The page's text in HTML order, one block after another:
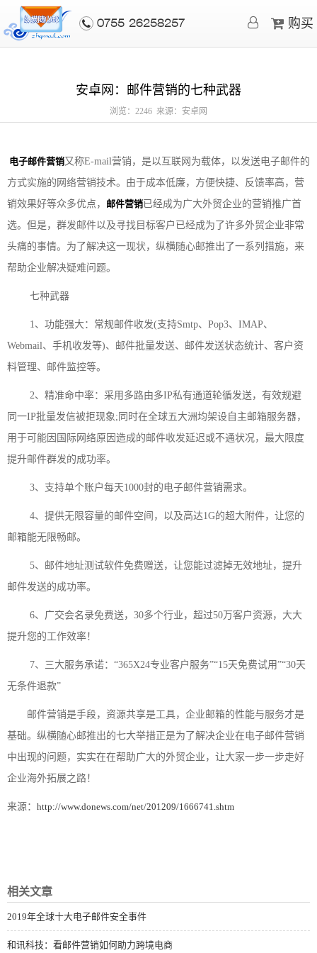
0755-26258257 购买
安卓网：邮件营销的七种武器
浏览：2246 来源：安卓网
电子邮件营销又称E-mail营销，是以互联网为载体，以发送电子邮件的
方式实施的网络营销技术。由于成本低廉，方便快捷、反馈率高，营
销效果好等众多优点， 邮件营销已经成为广大外贸企业的营销推广首
选。但是，群发邮件以及寻找目标客户已经成为了许多外贸企业非常
头痛的事情。为了解决这一现状，纵横随心邮推出了一系列措施，来
帮助企业解决疑难问题。
七种武器
1、功能强大：常规邮件收发(支持Smtp、Pop3、IMAP、
Webmail、手机收发等)、邮件批量发送、邮件发送状态统计、客户资
料管理、邮件监控等。
2、精准命中率：采用多路由多IP私有通道轮循发送，有效规避
同一IP批量发信被拒现象;同时在全球五大洲均架设自主邮箱服务器，
用于可能因国际网络原因造成的邮件收发延迟或不通状况，最大限度
提升邮件群发的成功率。
3、支持单个账户每天1000封的电子邮件营销需求。
4、提供无限容量的邮件空间，以及高达1G的超大附件，让您的
邮箱能无限畅邮。
5、邮件地址测试软件免费赠送，让您能过滤掉无效地址，提升
邮件发送的成功率。
6、广交会名录免费送，30多个行业，超过50万客户资源，大大
提升您的工作效率！
7、三大服务承诺：“365X24专业客户服务”“15天免费试用”“30天
无条件退款”
邮件营销是手段，资源共享是工具，企业邮箱的性能与服务才是
基础。纵横随心邮推出的七大举措正是为了解决企业在电子邮件营销
中出现的问题，实实在在帮助广大的外贸企业，让大家一步一步走好
企业海外拓展之路！
来源： http://www.donews.com/net/201209/1666741.shtm
相关文章
2019年全球十大电子邮件安全事件
和讯科技：看邮件营销如何助力跨境电商